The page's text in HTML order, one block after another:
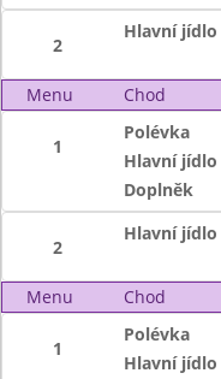
2
Hlavní jídlo
Menu Chod
1
Polévka
Hlavní jídlo
Doplněk
2
Hlavní jídlo
Menu Chod
1
Polévka
Hlavní jídlo